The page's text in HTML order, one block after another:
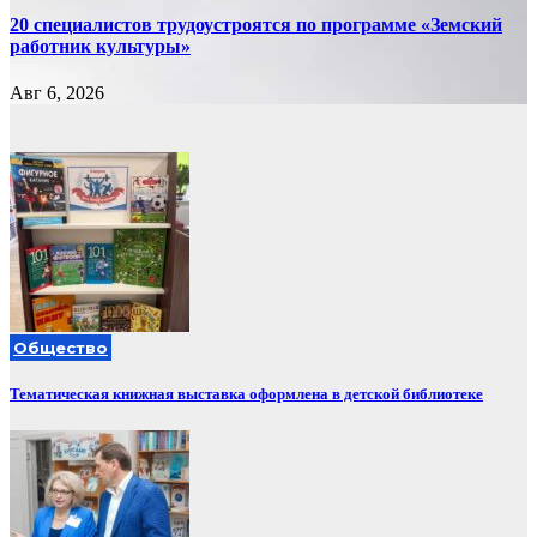
20 специалистов трудоустроятся по программе «Земский
работник культуры»
Авг 6, 2026
Общество
Тематическая книжная выставка оформлена в детской библиотеке